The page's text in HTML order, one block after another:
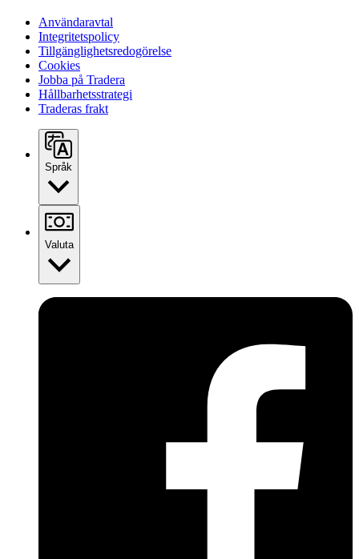
Användaravtal
Integritetspolicy
Tillgänglighetsredogörelse
Cookies
Jobba på Tradera
Hållbarhetsstrategi
Traderas frakt
Språk
Valuta